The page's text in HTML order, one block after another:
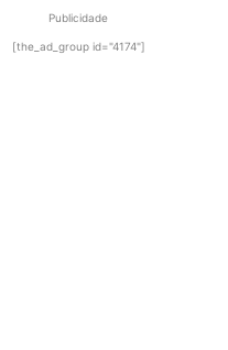
Publicidade
[the_ad_group id="4174"]